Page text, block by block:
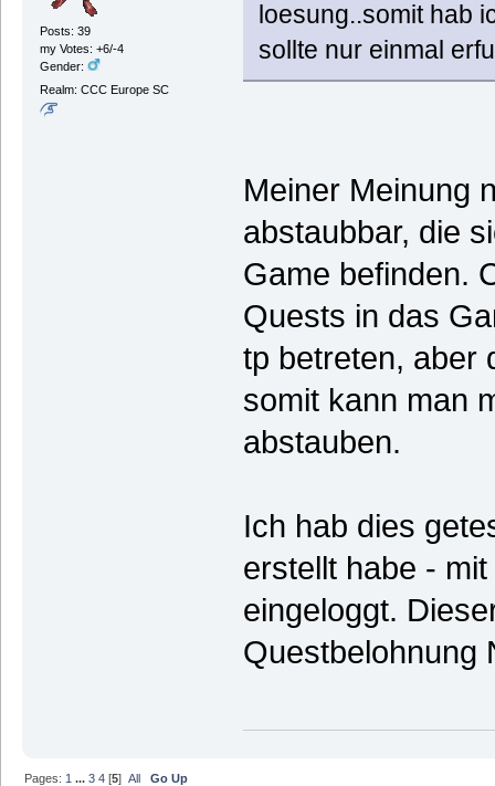
Posts: 39
my Votes: +6/-4
Gender:
Realm: CCC Europe SC
loesung..somit hab
sollte nur einmal
Meiner Meinung
abstaubbar, die
Game befinden.
Quests in das
tp betreten, aber
somit kann man
abstauben.
Ich hab dies
erstellt habe -
eingeloggt.
Questbelohnung
Pages: 1 ...3 4 [5]All Go Up